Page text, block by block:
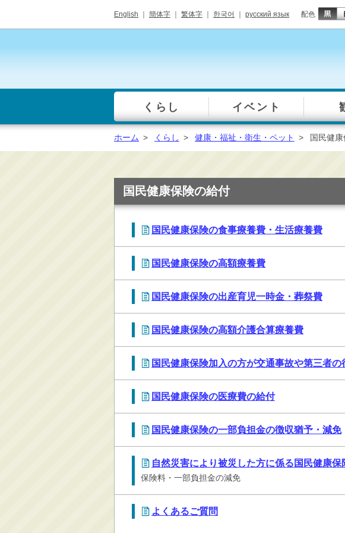
English 簡体字 繁体字 한국어 русский язык 配色
一覧
くらし イベント
総合窓口
手続き・届出（戸籍・
子育て・学校教育
ごみ・リサイクル・環
境保全
消防・救急
防災・安全
学ぶ・文化・スポーツ
産業・しごと・消費生
活
移住情報
市民活動・参加・地域
まちづくり
水道・除雪・土木
市議会・選挙
その他
ホーム > くらし > 健康・福祉・衛生・ペット > 国民健
国民健康保険の給付
国民健康保険の食事療養費・生活療養費
国民健康保険の高額療養費
国民健康保険の出産育児一時金・葬祭費
国民健康保険の高額介護合算療養費
国民健康保険加入の方が交通事故や第三者
国民健康保険の医療費の給付
国民健康保険の一部負担金の徴収猶予・減免
自然災害により被災した方に係る国民健康
保険料・一部負担金の減免
よくあるご質問